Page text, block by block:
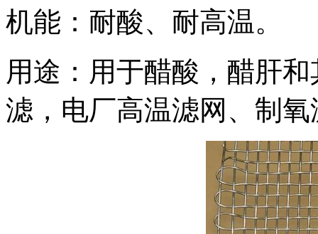
机能：耐酸、耐高温。
用途：用于醋酸，醋肝
滤，电厂高温滤网、制氧